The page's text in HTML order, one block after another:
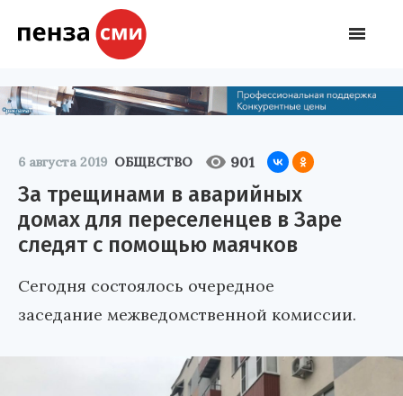
6 августа 2019 ОБЩЕСТВО 901
За трещинами в аварийных
домах для переселенцев в Заре
следят с помощью маячков
Сегодня состоялось очередное
заседание межведомственной комиссии.